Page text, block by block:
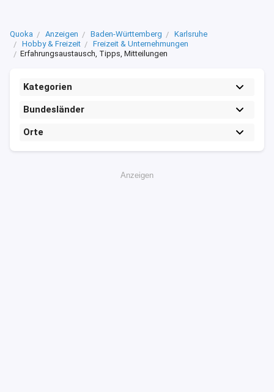
Quoka Anzeigen Baden-Württemberg
Karlsruhe
Hobby & Freizeit
Freizeit & Unternehmungen
Erfahrungsaustausch, Tipps, Mitteilungen
Kategorien
Bundesländer
Orte
Anzeigen